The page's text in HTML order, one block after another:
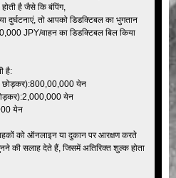
है जैसे कि बंपिंग,
दुर्घटनाएं, तो आपको डिडक्टिबल का भुगतान
JPY/वाहन का डिडक्टिबल बिल किया
है:
छोड़कर):800,00,000 येन
छोड़कर):2,000,000 येन
येन
को ऑनलाइन या दुकान पर आरक्षण करते
की सलाह देते हैं, जिसमें अतिरिक्त शुल्क होता